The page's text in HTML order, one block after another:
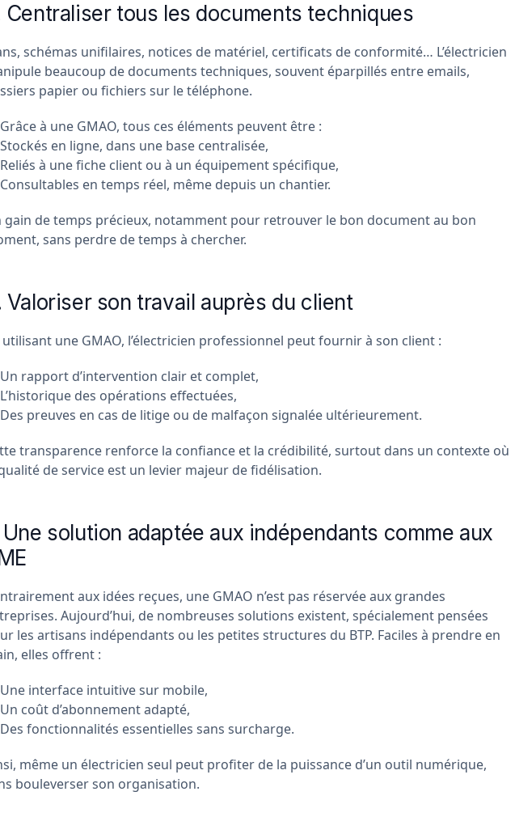
Centraliser tous les documents techniques
schémas unifilaires, notices de matériel, certificats de conformité… L’électricien
beaucoup de documents techniques, souvent éparpillés entre emails,
papier ou fichiers sur le téléphone.
Grâce à une GMAO, tous ces éléments peuvent être :
Stockés en ligne, dans une base centralisée,
Reliés à une fiche client ou à un équipement spécifique,
Consultables en temps réel, même depuis un chantier.
gain de temps précieux, notamment pour retrouver le bon document au bon
sans perdre de temps à chercher.
Valoriser son travail auprès du client
utilisant une GMAO, l’électricien professionnel peut fournir à son client :
Un rapport d’intervention clair et complet,
L’historique des opérations effectuées,
Des preuves en cas de litige ou de malfaçon signalée ultérieurement.
transparence renforce la confiance et la crédibilité, surtout dans un contexte où
de service est un levier majeur de fidélisation.
Une solution adaptée aux indépendants comme aux
aux idées reçues, une GMAO n’est pas réservée aux grandes
Aujourd’hui, de nombreuses solutions existent, spécialement pensées
les artisans indépendants ou les petites structures du BTP. Faciles à prendre en
elles offrent :
Une interface intuitive sur mobile,
Un coût d’abonnement adapté,
Des fonctionnalités essentielles sans surcharge.
même un électricien seul peut profiter de la puissance d’un outil numérique,
bouleverser son organisation.